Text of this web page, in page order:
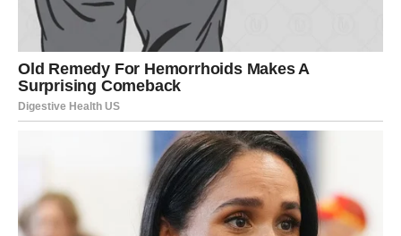
Mnogi putnici namjerno kriju naziv ovog mjesta jer se
boje da bi masovni turizam mogao uništiti njegov mir i
prirodnu ljepotu. Dok drugi gradovi tokom ljeta pucaju od
gužve, ovdje se i dalje može pronaći slobodno mjesto na
plaži i miran kutak za uživanje. Okolna priroda također
oduzima dah – maslinjaci, staze kroz borove šume i
vidikovci s kojih se pruža pogled na beskrajno plavetnilo
mora. Jutarnje šetnje ovim stazama pružaju osjećaj
nestvarnog mira i slobode, što posebno cijene ljubitelji